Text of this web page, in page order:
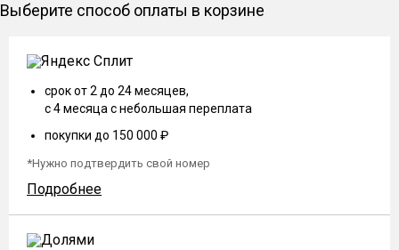
Выберите способ оплаты в корзине
срок от 2 до 24 месяцев,
с 4 месяца с небольшая переплата
покупки до 150 000 ₽
*Нужно подтвердить свой номер
Подробнее